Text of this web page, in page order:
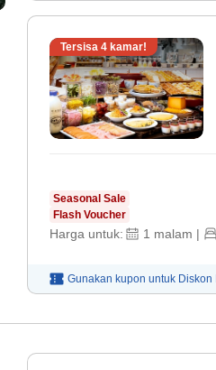
Tersisa 4 kamar!
Seasonal Sale
Flash Voucher
Harga untuk: 1 malam |
Gunakan kupon untuk Diskon